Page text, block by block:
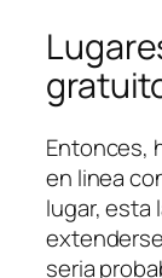
Entonces,
en linea
lugar, esta
seri­a